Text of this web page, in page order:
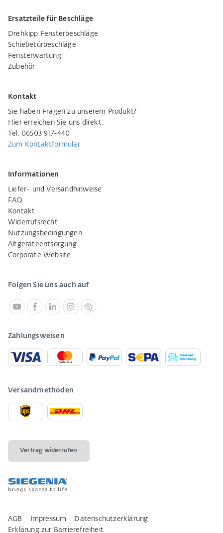
Ersatzteile für Beschläge
Drehkipp Fensterbeschläge
Schiebetürbeschläge
Fensterwartung
Zubehör
Kontakt
Sie haben Fragen zu unserem Produkt?
Hier erreichen Sie uns direkt:
Tel. 06503 917-440
Zum Kontaktformular
Informationen
Liefer- und Versandhinweise
FAQ
Kontakt
Widerrufsrecht
Nutzungsbedingungen
Altgeräteentsorgung
Corporate Website
Folgen Sie uns auch auf
Zahlungsweisen
Versandmethoden
Vertrag widerrufen
AGB Impressum
Datenschutzerklärung
Erklärung zur Barrierefreiheit